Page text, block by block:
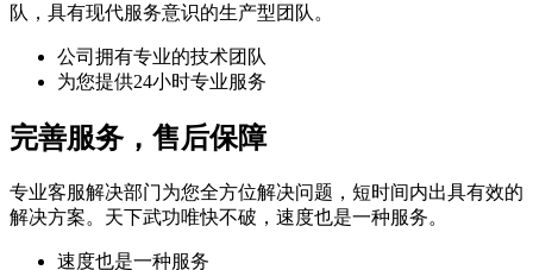
队，具有现代服务意识的生产型团队。
公司拥有专业的技术团队
为您提供24小时专业服务
完善服务，售后保障
专业客服解决部门为您全方位解决问题，短时间内出具有效的
解决方案。天下武功唯快不破，速度也是一种服务。
速度也是一种服务